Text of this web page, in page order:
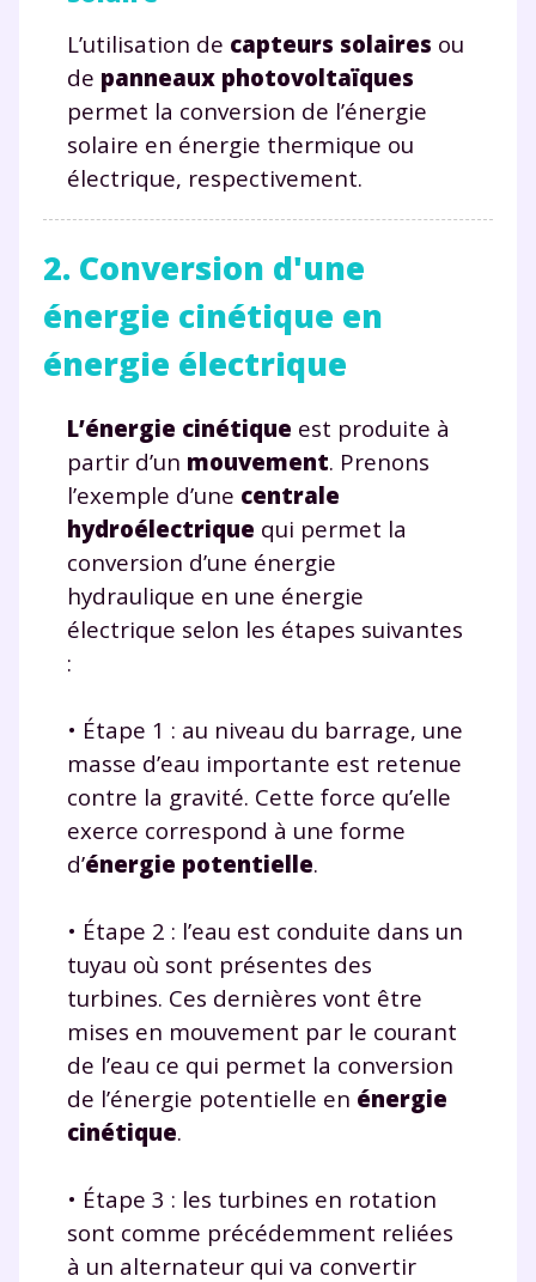
L’utilisation de capteurs solaires ou
de panneaux photovoltaïques
permet la conversion de l’énergie
solaire en énergie thermique ou
électrique, respectivement.
2. Conversion d'une
énergie cinétique en
énergie électrique
L’énergie cinétique est produite à
partir d’un mouvement. Prenons
l’exemple d’une centrale
hydroélectrique qui permet la
conversion d’une énergie
hydraulique en une énergie
électrique selon les étapes suivantes
:
• Étape 1 : au niveau du barrage, une
masse d’eau importante est retenue
contre la gravité. Cette force qu’elle
exerce correspond à une forme
d’énergie potentielle.
• Étape 2 : l’eau est conduite dans un
tuyau où sont présentes des
turbines. Ces dernières vont être
mises en mouvement par le courant
de l’eau ce qui permet la conversion
de l’énergie potentielle en énergie
cinétique.
• Étape 3 : les turbines en rotation
sont comme précédemment reliées
à un alternateur qui va convertir